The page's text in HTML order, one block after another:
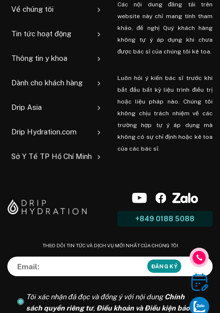
Về chúng tôi
Tin tức hoạt động
Thông tin y khoa
Dành cho khách hàng
Drip Asia
Drip Hydration.com
Sở Y Tế TP Hồ Chí Minh
Các nội dung đăng tải trên
website này chỉ mang tính tham
khảo, đề nghị Quý khách hàng
không tự ý áp dụng khi chưa
được bác sĩ của chúng tôi kê toa.
Luôn hỏi ý kiến ​​bác sĩ trước khi
bắt đầu bất kỳ liệu trình điều trị
hoặc liệu pháp nào. Chúng tôi
không chịu trách nhiệm về các
trường hợp tự ý áp dụng mà
không có sự chỉ định hoặc kê toa
của các bác sĩ.
+849 0188 5088
THEO DÕI TIN TỨC VÀ DỊCH VỤ MỚI NHẤT CỦA CHÚNG TÔI
Tôi xác nhận đã đọc và đồng ý với nội dungChính
sách quyền riêng tư, Điều khoản và Điều kiện bảo